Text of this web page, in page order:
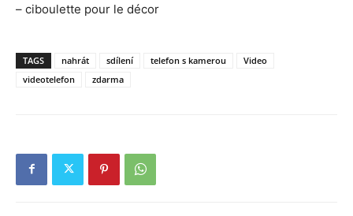
– ciboulette pour le décor
TAGS nahrát sdílení telefon s kamerou
Video
videotelefon
zdarma